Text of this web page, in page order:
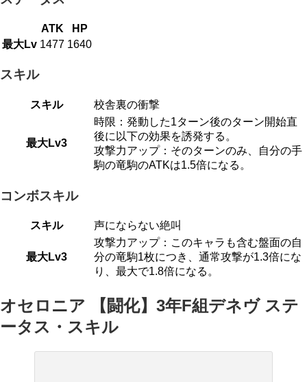
ATK
HP
最大Lv 1477 1640
スキル
スキル 校舎裏の衝撃
最大Lv3
時限：発動した1ターン後のターン開始直
後に以下の効果を誘発する。
攻撃力アップ：そのターンのみ、自分の手
駒の竜駒のATKは1.5倍になる。
コンボスキル
スキル 声にならない絶叫
最大Lv3
攻撃力アップ：このキャラも含む盤面の自
分の竜駒1枚につき、通常攻撃が1.3倍にな
り、最大で1.8倍になる。
オセロニア 【闘化】3年F組デネヴ ステ
ータス・スキル